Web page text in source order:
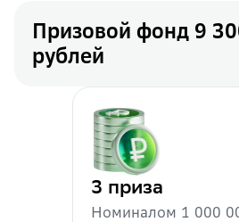
Призовой фонд 9
рублей
3 приза
Номиналом 1 000